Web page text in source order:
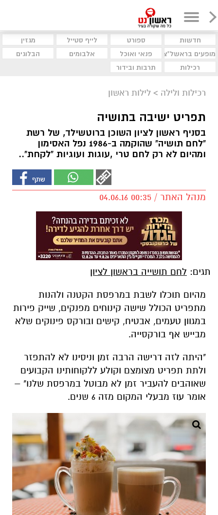
חדשות ספורט לייף סטייל
מגזין
מופעים בראשל"צ
פנאי ואוכל אלבומים
הבלוגים
רכילות
תרבות ובידור
רכילות ולילה > לילות ראשון
תפריט ישיבה בתושיה
בסניף ראשון לציון השוכן ברוטשילד, של רשת
"לחם תושיה" שהוקמה ב-1986 נפל האסימון
ומהיום לא רק לחם טרי ,עוגות ועוגיות "לקחת"..
מנהל האתר / 00:35 04.06.16
תגים: לחם תושייה בראשון לציון
מהיום תוכלו לשבת במרפסת הקטנה ולהנות
מתפריט הכולל שישה קינוחים מפנקים, שייק פירות
במגוון טעמים, אבטיח, קישים ובורקס פינוקים שלא
מבייש אף בורקסייה.
"היתה לזה דרישה הרבה זמן וניסינו לא להתפזר
ולתת תפריט מצומצם וקולע ללקוחותינו הקבועים
שאוהבים להעביר זמן לא מבוטל במרפסת שלנו" –
אומר עוז מבעלי המקום מזה 6 שנים.